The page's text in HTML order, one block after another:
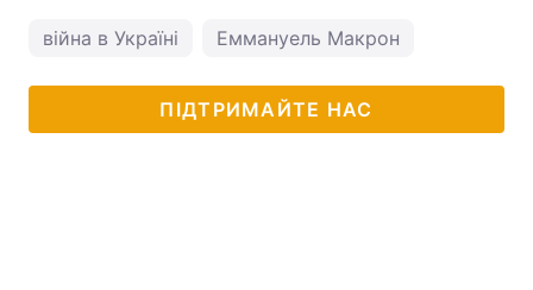
війна в Україні Еммануель Макрон
ПІДТРИМАЙТЕ НАС